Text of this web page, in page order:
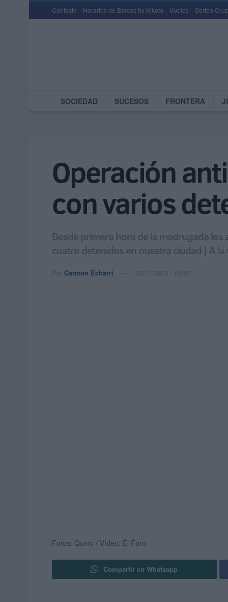
Contacto Horarios de Barcos by Kikoto Vuelos Sorteo
SOCIEDAD SUCESOS FRONTERA
Operación
con varios
Desde primera hora de la madrugada
cuatro detenidos en nuestra ciudad | A
Por Carmen Echarri 22/11/2024 - 08:50
Fotos: Quino / Vídeo: El Faro
Compartir en Whatsapp